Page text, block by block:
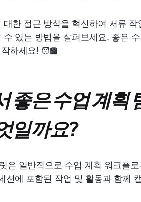
한 접근 방식을 혁신하여 서류 작
있는 방법을 살펴보세요. 좋은
하세요! 🧑‍🏫
은 수업 계획
일까요?
은 일반적으로 수업 계획 워크플로
션에 포함된 작업 및 활동과 함께